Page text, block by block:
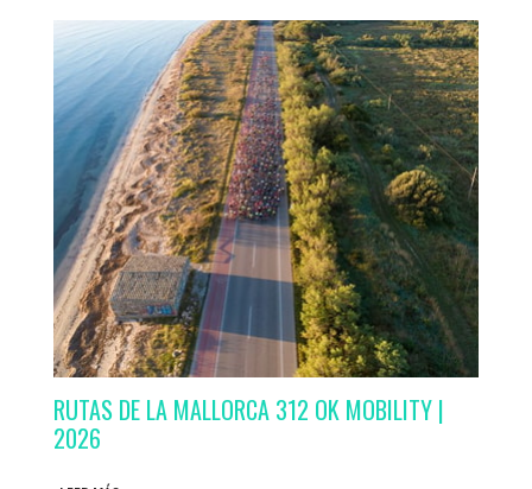
RUTAS DE LA MALLORCA 312 OK MOBILITY |
2026